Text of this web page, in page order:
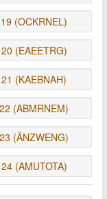
(OCKRNEL)
(EAEETRG)
(KAEBNAH)
(ABMRNEM)
(ÄNZWENG)
(AMUTOTA)